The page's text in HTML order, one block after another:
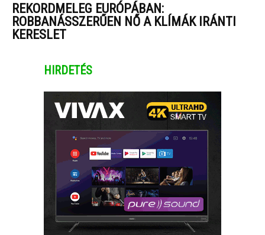
REKORDMELEG EURÓPÁBAN:
ROBBANÁSSZERŰEN NŐ A KLÍMÁK IRÁNTI
KERESLET
HIRDETÉS